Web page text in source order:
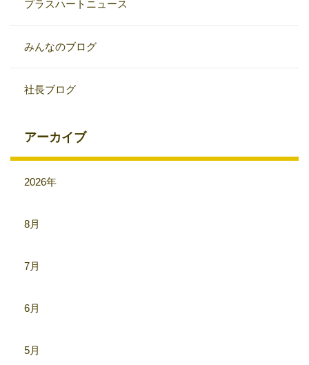
プラスハートニュース
みんなのブログ
社長ブログ
アーカイブ
2026年
8月
7月
6月
5月